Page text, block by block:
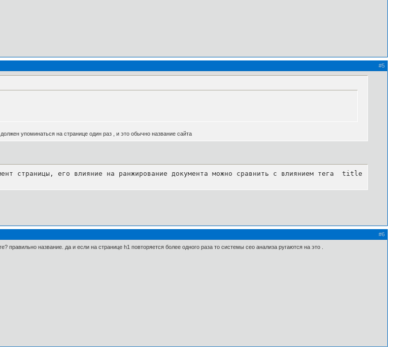
#5
упоминаться на странице один раз , и это обычно название сайта
страницы, его влияние на ранжирование документа можно сравнить с влиянием тега  title . Это
#6
название. да и если на странице h1 повторяется более одного раза то системы сео анализа ругаются на это .